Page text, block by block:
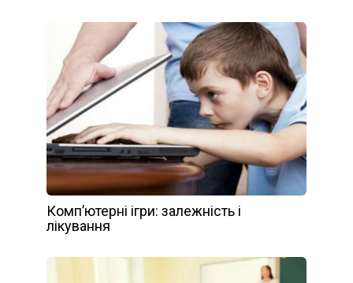
Комп’ютерні ігри: залежність і
лікування